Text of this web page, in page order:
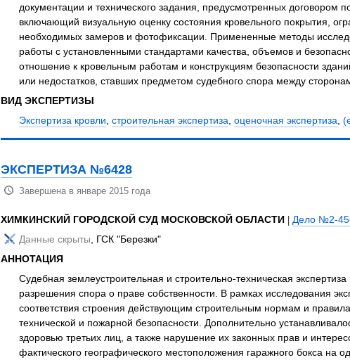
документации и технического задания, предусмотренных договором
включающий визуальную оценку состояния кровельного покрытия,
необходимых замеров и фотофиксации. Примененные методы
работы с установленными стандартами качества, объемов и
отношение к кровельным работам и конструкциям безопасности
или недостатков, ставших предметом судебного спора между
ВИД ЭКСПЕРТИЗЫ
Экспертиза кровли, строительная экспертиза, оценочная экспертиза,
ЭКСПЕРТИЗА №6428
Завершена в январе 2015 года
ХИМКИНСКИЙ ГОРОДСКОЙ СУД МОСКОВСКОЙ ОБЛАСТИ | Дело №2-
Данные скрыты, ГСК "Березки"
АННОТАЦИЯ
Судебная землеустроительная и строительно-техническая
разрешения спора о праве собственности. В рамках исследования
соответствия строения действующим строительным нормам и
технической и пожарной безопасности. Дополнительно
здоровью третьих лиц, а также нарушение их законных прав и
фактического географического местоположения гаражного бокса на